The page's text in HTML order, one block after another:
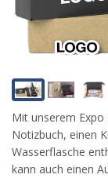
Mit unserem Expo
Notizbuch, einen
Wasserflasche
kann auch einen